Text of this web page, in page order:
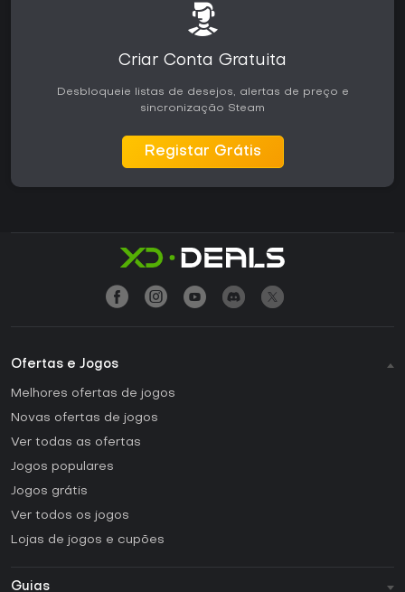
Criar Conta Gratuita
Desbloqueie listas de desejos, alertas de preço e
sincronização Steam
Registar Grátis
Ofertas e Jogos
Melhores ofertas de jogos
Novas ofertas de jogos
Ver todas as ofertas
Jogos populares
Jogos grátis
Ver todos os jogos
Lojas de jogos e cupões
Guias